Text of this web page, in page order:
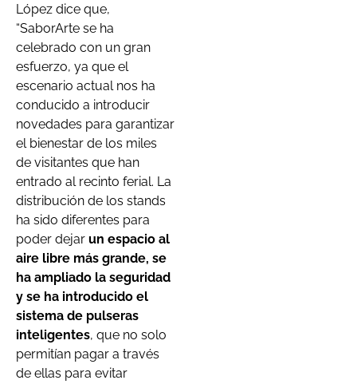
López dice que,
“SaborArte se ha
celebrado con un gran
esfuerzo, ya que el
escenario actual nos ha
conducido a introducir
novedades para garantizar
el bienestar de los miles
de visitantes que han
entrado al recinto ferial. La
distribución de los stands
ha sido diferentes para
poder dejar un espacio al
aire libre más grande, se
ha ampliado la seguridad
y se ha introducido el
sistema de pulseras
inteligentes, que no solo
permitían pagar a través
de ellas para evitar